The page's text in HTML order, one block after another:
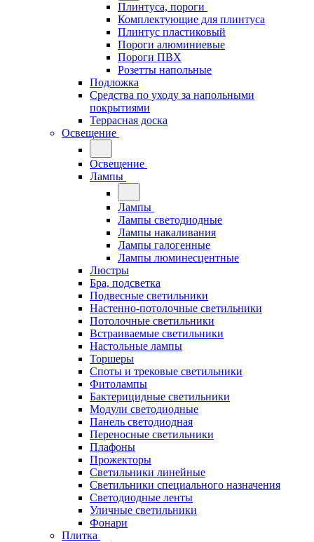
Плинтуса, пороги
Комплектующие для плинтуса
Плинтус пластиковый
Пороги алюминиевые
Пороги ПВХ
Розетты напольные
Подложка
Средства по уходу за напольными
покрытиями
Террасная доска
Освещение
Освещение
Лампы
Лампы
Лампы светодиодные
Лампы накаливания
Лампы галогенные
Лампы люминесцентные
Люстры
Бра, подсветка
Подвесные светильники
Настенно-потолочные светильники
Потолочные светильники
Встраиваемые светильники
Настольные лампы
Торшеры
Споты и трековые светильники
Фитолампы
Бактерицидные светильники
Модули светодиодные
Панель светодиодная
Переносные светильники
Плафоны
Прожекторы
Светильники линейные
Светильники специального назначения
Светодиодные ленты
Уличные светильники
Фонари
Плитка